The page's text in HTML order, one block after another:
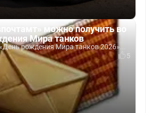
можно получить во
Мира танков
рождения Мира танков 2026»...
5